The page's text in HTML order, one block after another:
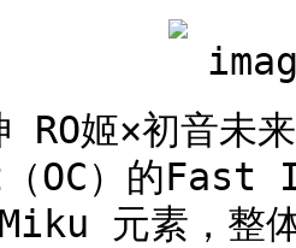
RO姬×初音未
OC）的Fast
元素，整